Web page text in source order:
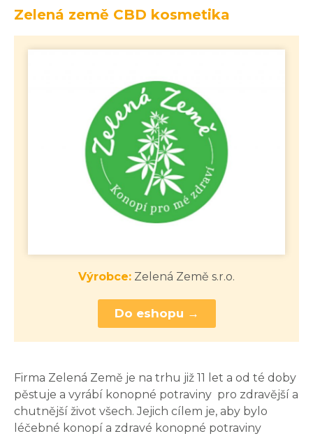
Zelená země CBD kosmetika
Výrobce: Zelená Země s.r.o.
Do eshopu →
Firma Zelená Země je na trhu již 11 let a od té doby
pěstuje a vyrábí konopné potraviny pro zdravější a
chutnější život všech. Jejich cílem je, aby bylo
léčebné konopí a zdravé konopné potraviny